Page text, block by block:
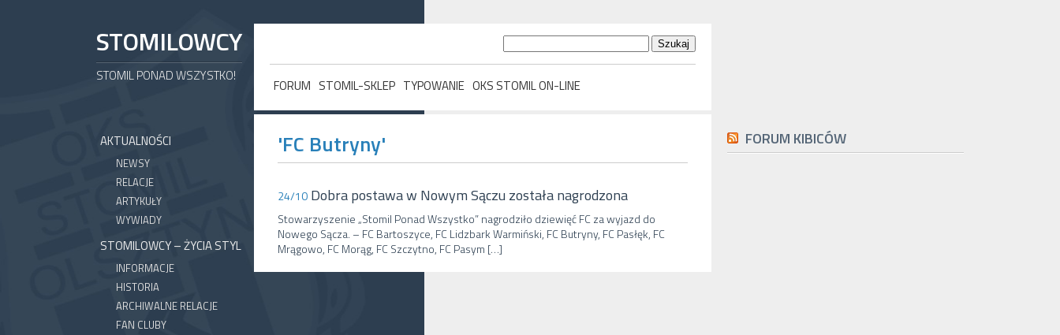
STOMILOWCY
STOMIL PONAD WSZYSTKO!
FORUM STOMIL-SKLEP TYPOWANIE OKS STOMIL ON-LINE
AKTUALNOŚCI
NEWSY
RELACJE
ARTYKUŁY
WYWIADY
STOMILOWCY – ŻYCIA STYL
INFORMACJE
HISTORIA
ARCHIWALNE RELACJE
FAN CLUBY
'FC Butryny'
24/10 Dobra postawa w Nowym Sączu została nagrodzona
Stowarzyszenie „Stomil Ponad Wszystko” nagrodziło dziewięć FC za wyjazd do
Nowego Sącza. – FC Bartoszyce, FC Lidzbark Warmiński, FC Butryny, FC Pasłęk, FC
Mrągowo, FC Morąg, FC Szczytno, FC Pasym […]
FORUM KIBICÓW